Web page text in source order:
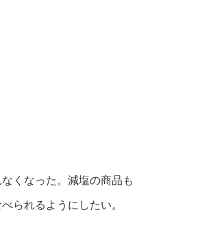
くなった。減塩の商品も
られるようにしたい。